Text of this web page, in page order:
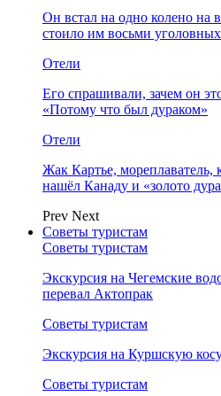
Он встал на одно колено на
стоило им восьми
Отели
Его спрашивали, зачем он
«Потому что был дураком»
Отели
Жак Картье, мореплаватель,
нашёл Канаду и «золото
Prev Next
Советы туристам
Советы туристам
Экскурсия на Чегемские
перевал Актопрак
Советы туристам
Экскурсия на Куршскую
Советы туристам